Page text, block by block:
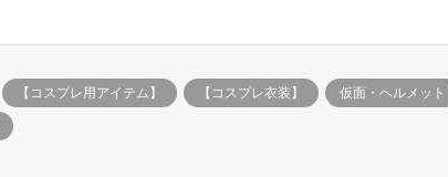
【コスプレ用アイテム】 【コスプレ衣装】 仮面・ヘルメット